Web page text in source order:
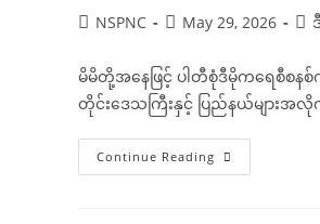
PostNSPNC
PostMay 29, 2026
မိမိတို့အနေဖြင့် ပါတီစုံဒီမိုကရေစီစန
တိုင်းဒေသကြီးနှင့် ပြည်နယ်များအလိုက် လု
Continue Reading ပြည်ထောင်စု
သမ္မတ